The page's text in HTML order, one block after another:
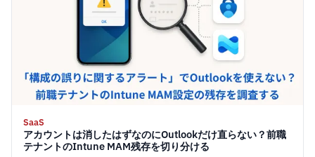
SaaS
アカウントは消したはずなのにOutlookだけ直らない？前職
テナントのIntune MAM残存を切り分ける